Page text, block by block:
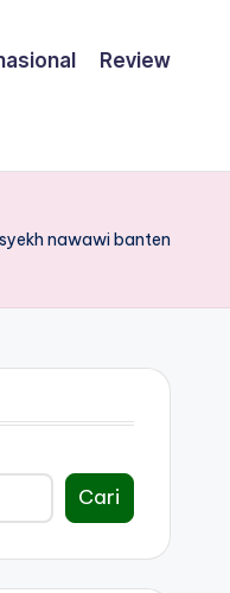
Review
syekh nawawi banten
Cari